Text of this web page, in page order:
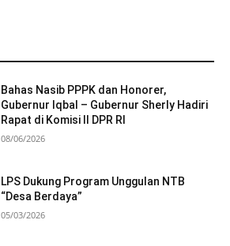
Bahas Nasib PPPK dan Honorer,
Gubernur Iqbal – Gubernur Sherly Hadiri
Rapat di Komisi II DPR RI
08/06/2026
LPS Dukung Program Unggulan NTB
“Desa Berdaya”
05/03/2026